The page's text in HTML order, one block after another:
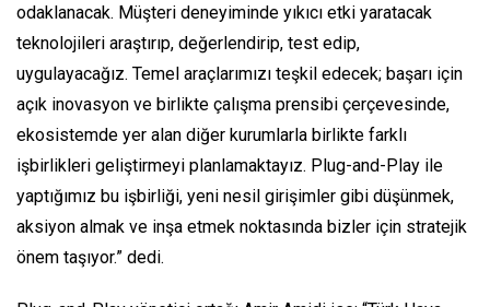
odaklanacak. Müşteri deneyiminde yıkıcı etki yaratacak
teknolojileri araştırıp, değerlendirip, test edip,
uygulayacağız. Temel araçlarımızı teşkil edecek; başarı için
açık inovasyon ve birlikte çalışma prensibi çerçevesinde,
ekosistemde yer alan diğer kurumlarla birlikte farklı
işbirlikleri geliştirmeyi planlamaktayız. Plug-and-Play ile
yaptığımız bu işbirliği, yeni nesil girişimler gibi düşünmek,
aksiyon almak ve inşa etmek noktasında bizler için stratejik
önem taşıyor.” dedi.